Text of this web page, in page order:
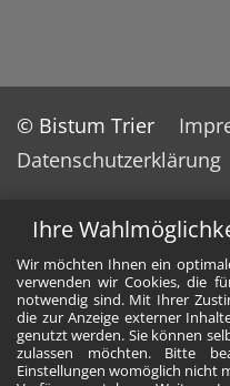
Ihre
Wir möchten Ihnen ein
verwenden wir Cookies, die
notwendig sind. Mit Ihrer
die zur Anzeige externer
genutzt werden. Sie können
zulassen möchten. Bitte
Einstellungen womöglich nicht
© Bistum Trier
Datenschutzerklärung